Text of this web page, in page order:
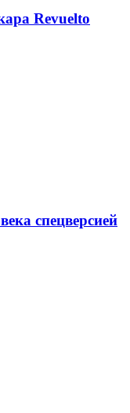
Revuelto
спецверсией